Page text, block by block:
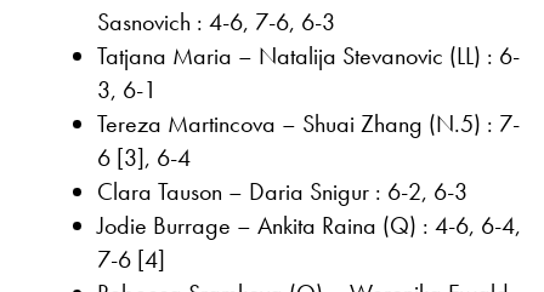
Sasnovich : 4-6, 7-6, 6-3
Tatjana Maria – Natalija Stevanovic (LL) : 6-
3, 6-1
Tereza Martincova – Shuai Zhang (N.5) : 7-
6 [3], 6-4
Clara Tauson – Daria Snigur : 6-2, 6-3
Jodie Burrage – Ankita Raina (Q) : 4-6, 6-4,
7-6 [4]